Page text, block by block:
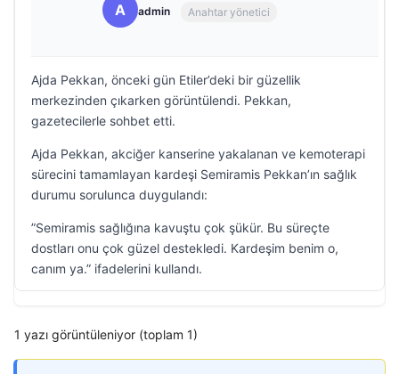
A admin Anahtar yönetici
Ajda Pekkan, önceki gün Etiler’deki bir güzellik
merkezinden çıkarken görüntülendi. Pekkan,
gazetecilerle sohbet etti.
Ajda Pekkan, akciğer kanserine yakalanan ve kemoterapi
sürecini tamamlayan kardeşi Semiramis Pekkan’ın sağlık
durumu sorulunca duygulandı:
”Semiramis sağlığına kavuştu çok şükür. Bu süreçte
dostları onu çok güzel destekledi. Kardeşim benim o,
canım ya.” ifadelerini kullandı.
1 yazı görüntüleniyor (toplam 1)